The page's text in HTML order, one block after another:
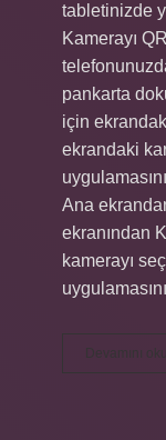
tabletinizde
Kamerayı
pankarta
için
ekrandaki
Ana
ekranından
kamerayı
Devamını